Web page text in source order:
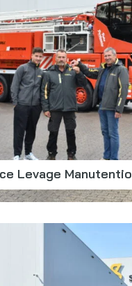
Levage